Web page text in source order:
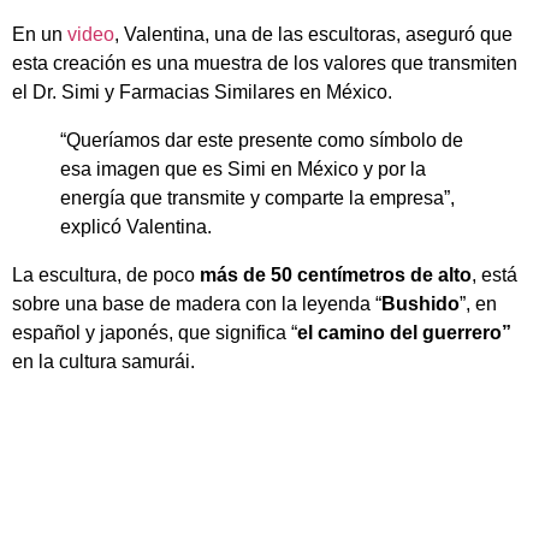
En un video, Valentina, una de las escultoras, aseguró que
esta creación es una muestra de los valores que transmiten
el Dr. Simi y Farmacias Similares en México.
“Queríamos dar este presente como símbolo de
esa imagen que es Simi en México y por la
energía que transmite y comparte la empresa”,
explicó Valentina.
La escultura, de poco más de 50 centímetros de alto, está
sobre una base de madera con la leyenda “Bushido”, en
español y japonés, que significa “el camino del guerrero”
en la cultura samurái.